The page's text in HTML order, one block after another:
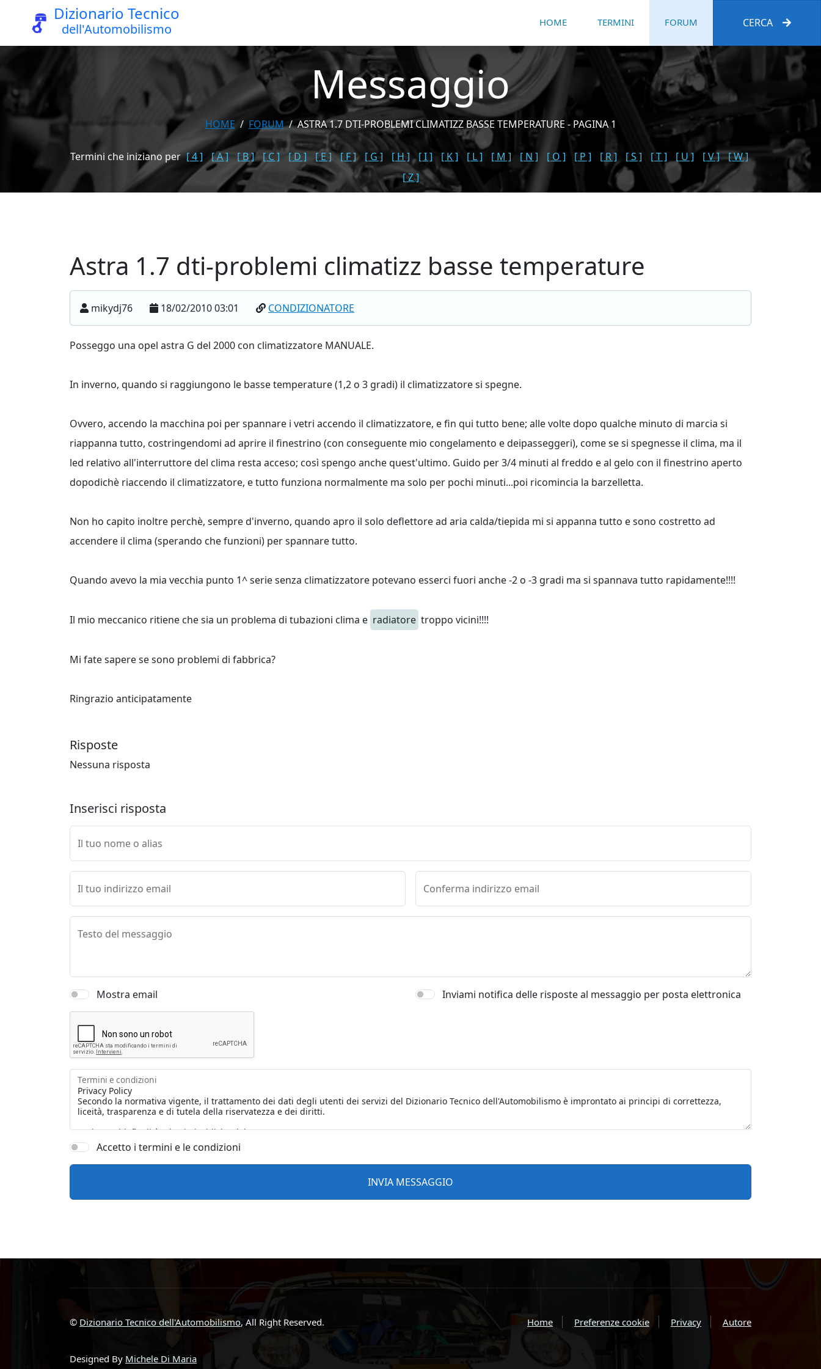
Dizionario Tecnico
dell'Automobilismo HOME TERMINI FORUM CERCA
Messaggio
HOME FORUM ASTRA 1.7 DTI-PROBLEMI CLIMATIZZ BASSE TEMPERATURE - PAGINA 1
Termini che iniziano per [ 4 ] [ A ] [ B ] [ C ] [ D ] [ E ] [ F ] [ G ] [ H ] [ I ] [ K ] [ L ] [ M ] [ N ] [ O ] [ P ] [ R ] [ S ] [ T ] [ U ] [ V ]
[ W ]
[ Z ]
Astra 1.7 dti-problemi climatizz basse temperature
mikydj76 18/02/2010 03:01 CONDIZIONATORE
Posseggo una opel astra G del 2000 con climatizzatore MANUALE.
In inverno, quando si raggiungono le basse temperature (1,2 o 3 gradi) il climatizzatore si spegne.
Ovvero, accendo la macchina poi per spannare i vetri accendo il climatizzatore, e fin qui tutto bene; alle volte dopo qualche minuto di marcia si
riappanna tutto, costringendomi ad aprire il finestrino (con conseguente mio congelamento e deipasseggeri), come se si spegnesse il clima, ma il
led relativo all'interruttore del clima resta acceso; così spengo anche quest'ultimo. Guido per 3/4 minuti al freddo e al gelo con il finestrino aperto
dopodichè riaccendo il climatizzatore, e tutto funziona normalmente ma solo per pochi minuti...poi ricomincia la barzelletta.
Non ho capito inoltre perchè, sempre d'inverno, quando apro il solo deflettore ad aria calda/tiepida mi si appanna tutto e sono costretto ad
accendere il clima (sperando che funzioni) per spannare tutto.
Quando avevo la mia vecchia punto 1^ serie senza climatizzatore potevano esserci fuori anche -2 o -3 gradi ma si spannava tutto rapidamente!!!!
Il mio meccanico ritiene che sia un problema di tubazioni clima e radiatore troppo vicini!!!!
Mi fate sapere se sono problemi di fabbrica?
Ringrazio anticipatamente
Risposte
Nessuna risposta
Inserisci risposta
Il tuo nome o alias
Il tuo indirizzo email Conferma indirizzo email
Testo del messaggio
Mostra email Inviami notifica delle risposte al messaggio per posta elettronica
Termini e condizioni
Accetto i termini e le condizioni
© Dizionario Tecnico dell'Automobilismo, All Right Reserved.
Designed By Michele Di Maria
Home Preferenze cookie Privacy Autore